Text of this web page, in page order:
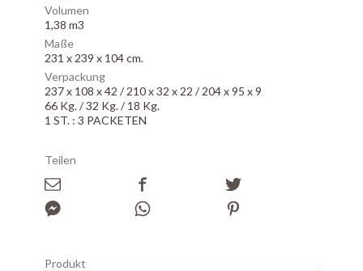
Volumen
1,38 m3
Maße
231 x 239 x 104 cm.
Verpackung
237 x 108 x 42 / 210 x 32 x 22 / 204 x 95 x 9
66 Kg. / 32 Kg. / 18 Kg.
1 ST. : 3 PACKETEN
Teilen
Produkt